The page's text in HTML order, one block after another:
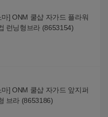
] ONM 쿨샵 자가드 플라워
런닝형브라 (8653154)
] ONM 쿨샵 자가드 앞지퍼
브라 (8653186)